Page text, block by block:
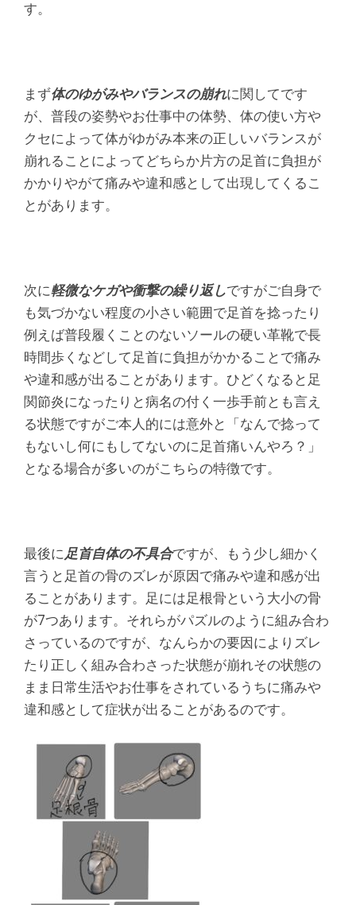
す。
まず体のゆがみやバランスの崩れに関してです
が、普段の姿勢やお仕事中の体勢、体の使い方や
クセによって体がゆがみ本来の正しいバランスが
崩れることによってどちらか片方の足首に負担が
かかりやがて痛みや違和感として出現してくるこ
とがあります。
次に軽微なケガや衝撃の繰り返しですがご自身で
も気づかない程度の小さい範囲で足首を捻ったり
例えば普段履くことのないソールの硬い革靴で長
時間歩くなどして足首に負担がかかることで痛み
や違和感が出ることがあります。ひどくなると足
関節炎になったりと病名の付く一歩手前とも言え
る状態ですがご本人的には意外と「なんで捻って
もないし何にもしてないのに足首痛いんやろ？」
となる場合が多いのがこちらの特徴です。
最後に足首自体の不具合ですが、もう少し細かく
言うと足首の骨のズレが原因で痛みや違和感が出
ることがあります。足には足根骨という大小の骨
が7つあります。それらがパズルのように組み合わ
さっているのですが、なんらかの要因によりズレ
たり正しく組み合わさった状態が崩れその状態の
まま日常生活やお仕事をされているうちに痛みや
違和感として症状が出ることがあるのです。